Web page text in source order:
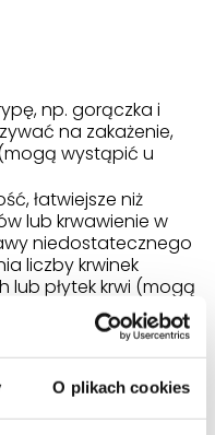
O plikach cookies
np. gorączka i
na zakażenie,
wystąpić u
łatwiejsze niż
lub krwawienie w
niedostatecznego
liczby krwinek
lub płytek krwi (mogą
niżej działań
jak to możliwe